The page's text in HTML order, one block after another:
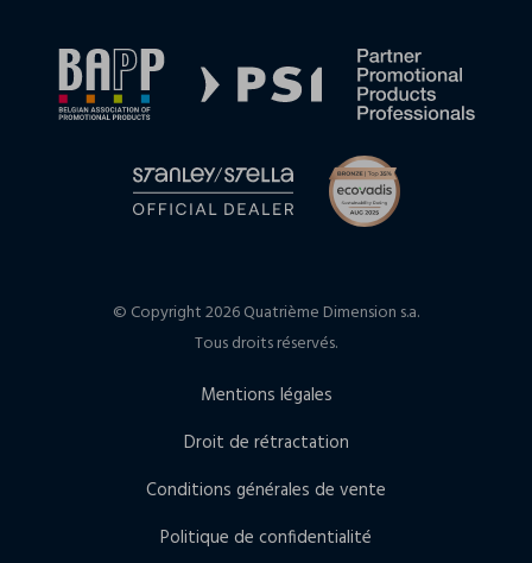
© Copyright 2026 Quatrième Dimension s.a.
Tous droits réservés.
Mentions légales
Droit de rétractation
Conditions générales de vente
Politique de confidentialité